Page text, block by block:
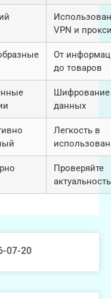
VPN и
От
до товаров
Шифрование
данных
Легкость в
Проверяйте
актуальность
07-20